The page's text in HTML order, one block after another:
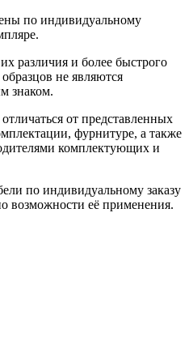
по индивидуальному
различия и более быстрого
не являются
знаком.
от представленных
фурнитуре, а также
комплектующих и
по индивидуальному заказу
возможности её применения.